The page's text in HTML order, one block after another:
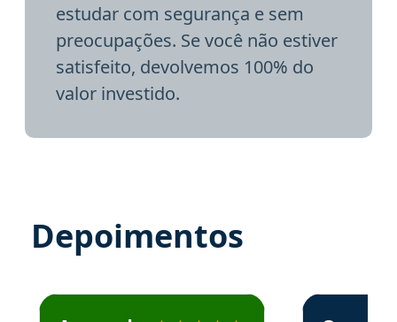
estudar com segurança e sem
preocupações. Se você não estiver
satisfeito, devolvemos 100% do
valor investido.
Depoimentos
Estudante José recomenda o Aprova Concursos em
Estudante